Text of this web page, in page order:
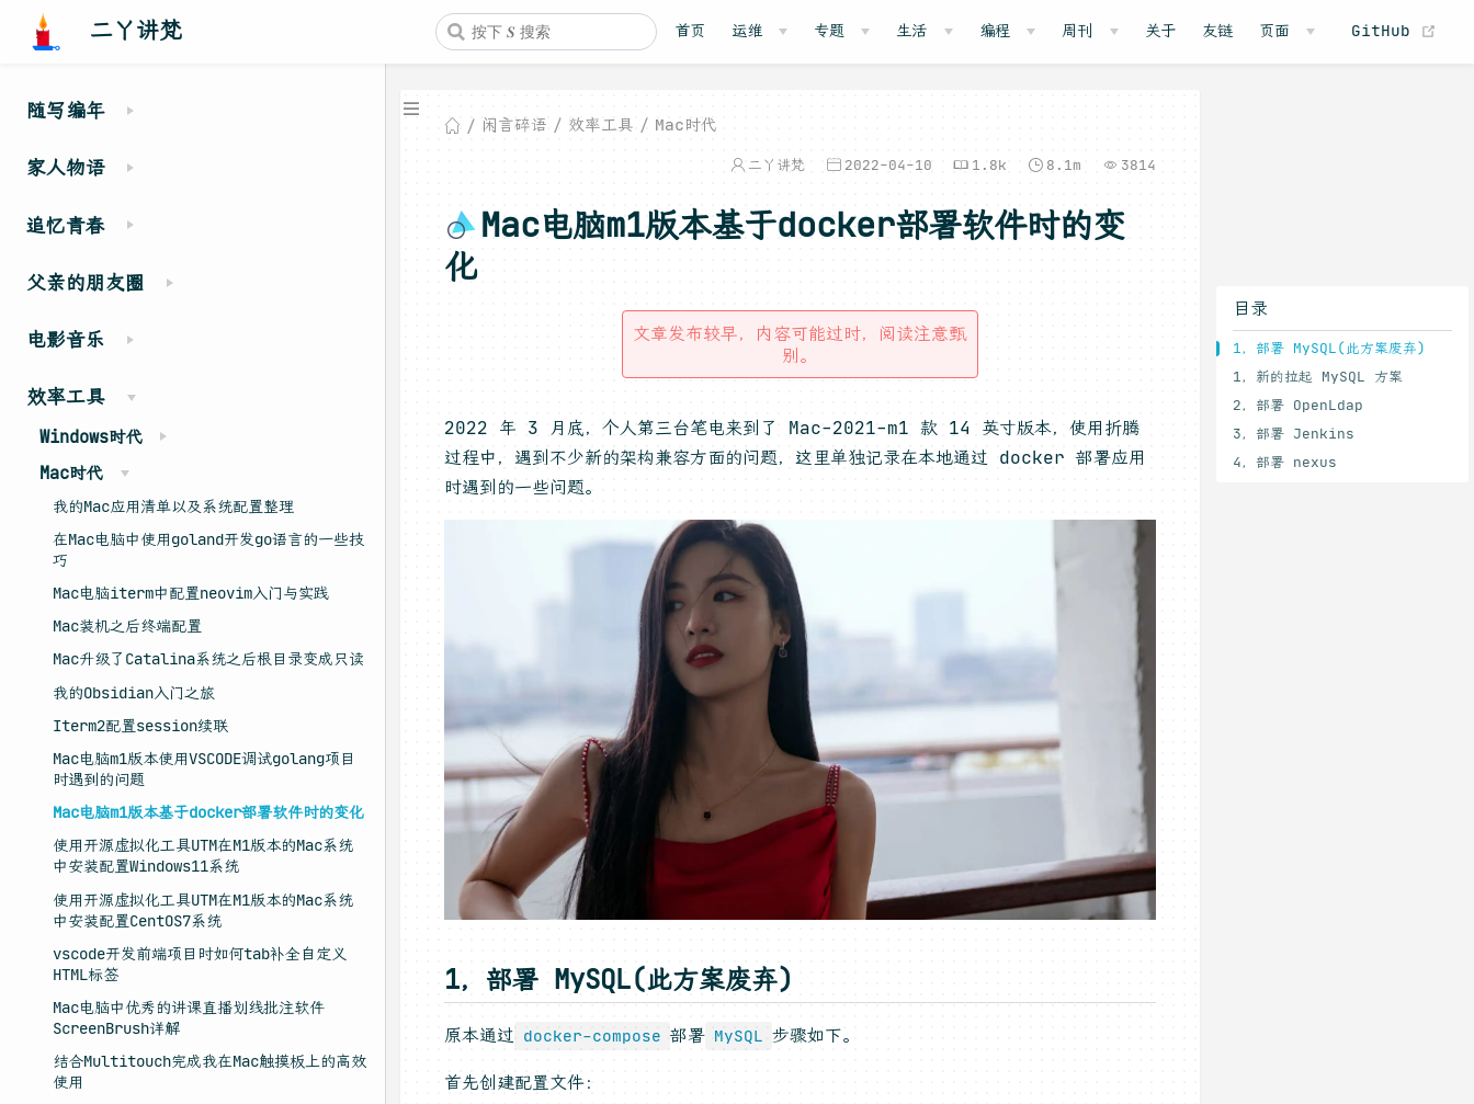
二丫讲梵 首页 运维 专题 生活 编程 周刊 关于 友链 页面 GitHub
随写编年
家人物语
追忆青春
父亲的朋友圈
电影音乐
效率工具
Windows时代
Mac时代
我的Mac应用清单以及系统配置整理
在Mac电脑中使用goland开发go语言的一些技
巧
Mac电脑iterm中配置neovim入门与实践
Mac装机之后终端配置
Mac升级了Catalina系统之后根目录变成只读
我的Obsidian入门之旅
Iterm2配置session续联
Mac电脑m1版本使用VSCODE调试golang项目
时遇到的问题
Mac电脑m1版本基于docker部署软件时的变化
使用开源虚拟化工具UTM在M1版本的Mac系统
中安装配置Windows11系统
使用开源虚拟化工具UTM在M1版本的Mac系统
中安装配置CentOS7系统
vscode开发前端项目时如何tab补全自定义
HTML标签
Mac电脑中优秀的讲课直播划线批注软件
ScreenBrush详解
结合Multitouch完成我在Mac触摸板上的高效
使用
闲言碎语 效率工具 Mac时代
二丫讲梵 2022-04-10 1.8k 8.1m 3814
目录
1，部署 MySQL(此方案废弃)
1，新的拉起 MySQL 方案
2，部署 OpenLdap
3，部署 Jenkins
4，部署 nexus
Mac电脑m1版本基于docker部署软件时的变
化
文章发布较早，内容可能过时，阅读注意甄
别。
2022 年 3 月底，个人第三台笔电来到了 Mac-2021-m1 款 14 英寸版本，使用折腾
过程中，遇到不少新的架构兼容方面的问题，这里单独记录在本地通过 docker 部署应用
时遇到的一些问题。
1，部署 MySQL(此方案废弃)
原本通过 docker-compose 部署 MySQL 步骤如下。
首先创建配置文件：